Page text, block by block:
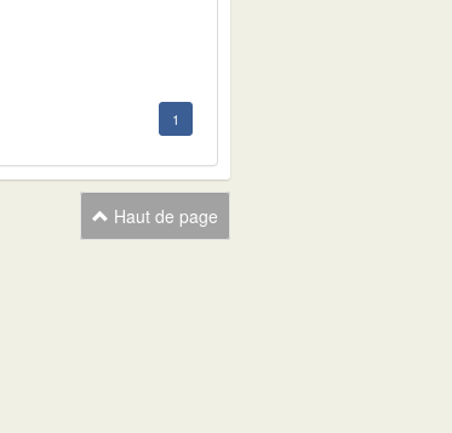
1
Haut de page